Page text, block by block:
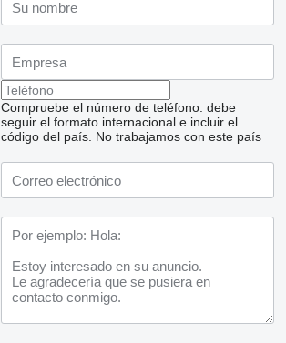
Compruebe el número de teléfono: debe
seguir el formato internacional e incluir el
código del país. No trabajamos con este país